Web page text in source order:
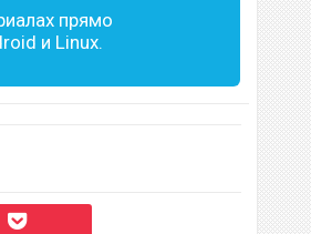
прямо
и Linux.